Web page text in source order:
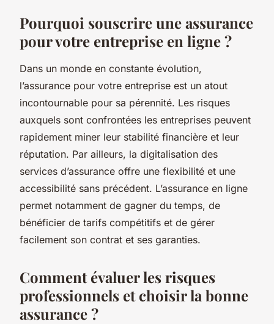
Pourquoi souscrire une assurance
pour votre entreprise en ligne ?
Dans un monde en constante évolution,
l’assurance pour votre entreprise est un atout
incontournable pour sa pérennité. Les risques
auxquels sont confrontées les entreprises peuvent
rapidement miner leur stabilité financière et leur
réputation. Par ailleurs, la digitalisation des
services d’assurance offre une flexibilité et une
accessibilité sans précédent. L’assurance en ligne
permet notamment de gagner du temps, de
bénéficier de tarifs compétitifs et de gérer
facilement son contrat et ses garanties.
Comment évaluer les risques
professionnels et choisir la bonne
assurance ?